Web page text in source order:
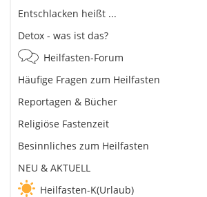
Entschlacken heißt ...
Detox - was ist das?
Heilfasten-Forum
Häufige Fragen zum Heilfasten
Reportagen & Bücher
Religiöse Fastenzeit
Besinnliches zum Heilfasten
NEU & AKTUELL
Heilfasten-K(Urlaub)